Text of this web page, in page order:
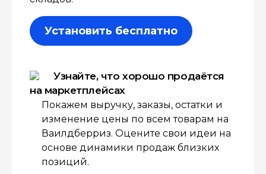
Установить бесплатно
Узнайте, что хорошо продаётся
на маркетплейсах
Покажем выручку, заказы, остатки и
изменение цены по всем товарам на
Ваилдберриз. Оцените свои идеи на
основе динамики продаж близких
позиций.